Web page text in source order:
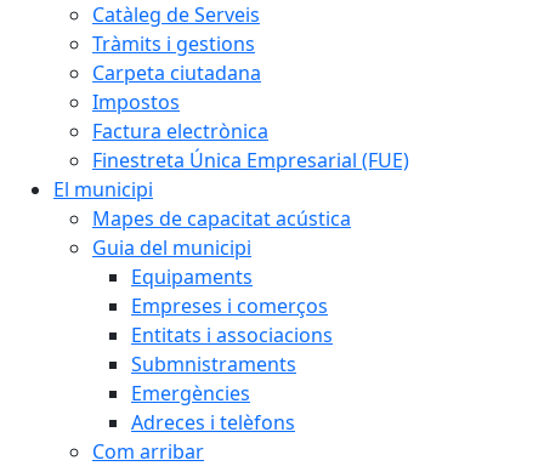
Catàleg de Serveis
Tràmits i gestions
Carpeta ciutadana
Impostos
Factura electrònica
Finestreta Única Empresarial (FUE)
El municipi
Mapes de capacitat acústica
Guia del municipi
Equipaments
Empreses i comerços
Entitats i associacions
Submnistraments
Emergències
Adreces i telèfons
Com arribar